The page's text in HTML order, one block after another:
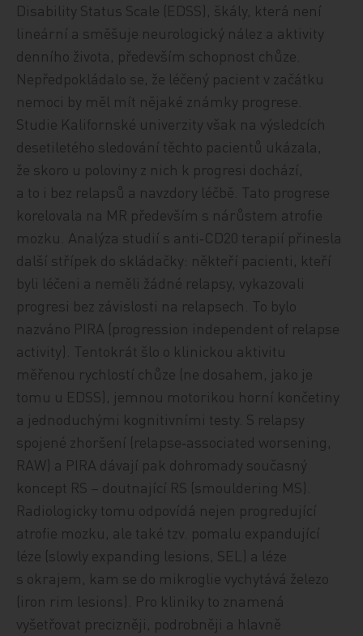
Disability Status Scale (EDSS), škály, která není
lineární a směšuje neurologický nález a aktivity
denního života, především schopnost chůze.
Nepředpokládalo se, že léčený pacient v začátku
nemoci by měl mít nějaké známky progrese.
Studie Kalifornské univerzity však na výsledcích
desetiletého sledování těchto pacientů ukázala,
že skoro u poloviny z nich k progresi dochází,
a to i bez relapsů a navzdory léčbě. Tato progrese
korelovala na MR především s nárůstem atrofie
mozku. Analýza studií s anti‑CD20 terapií přinesla
další střípek do skládačky: někteří pacienti, kteří
byli léčeni a neměli žádné relapsy, vykazovali
progresi bez závislosti na relapsech. To bylo
nazváno PIRA (progression independent of relapse
activity). Tentokrát šlo o klinickou aktivitu
měřenou rychlostí chůze (ne dosahem, jako je
tomu u EDSS), jemnou motorikou horní končetiny
a jednoduchými kognitivními testy. S relapsy
spojené zhoršení (relapse‑associated worsening,
RAW) a PIRA dávají pak dohromady současný
koncept RS – doutnající RS (smouldering MS).
Radiologicky tomu odpovídá nejen progredující
atrofie mozku, ale také tzv. pomalu expandující
léze (slowly expanding lesions, SEL) a léze
s okrajem, kam se do mikroglie vychytává železo
(iron rim lesions). Pro kliniky to znamená
vyšetřovat precizněji, podrobněji a hlavně